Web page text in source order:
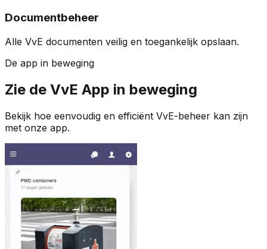
Document­beheer
Alle VvE documenten veilig en toegankelijk opslaan.
De app in beweging
Zie de VvE App in beweging
Bekijk hoe eenvoudig en efficiënt VvE-beheer kan zijn
met onze app.